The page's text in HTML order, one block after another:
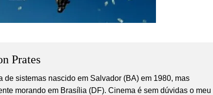
Prates
de sistemas nascido em Salvador (BA) em 1980, mas
morando em Brasília (DF). Cinema é sem dúvidas o meu